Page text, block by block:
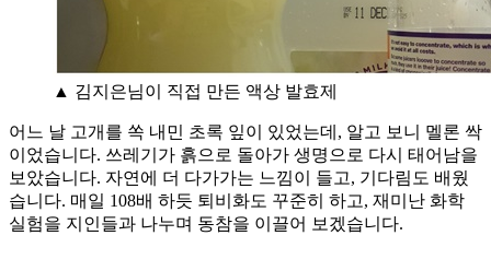
▲ 김지은님이 직접 만든 액상 발효제
어느 날 고개를 쏙 내민 초록 잎이 있었는데, 알고 보니 멜론 싹
이었습니다. 쓰레기가 흙으로 돌아가 생명으로 다시 태어남을
보았습니다. 자연에 더 다가가는 느낌이 들고, 기다림도 배웠
습니다. 매일 108배 하듯 퇴비화도 꾸준히 하고, 재미난 화학
실험을 지인들과 나누며 동참을 이끌어 보겠습니다.